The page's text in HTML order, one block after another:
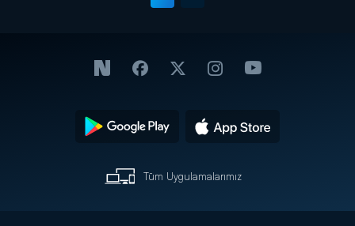
Tüm Uygulamalarımız